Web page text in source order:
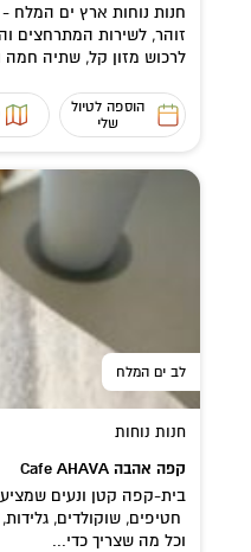
חנות נוחות ארץ ים המלח
זוהר, לשירות המתרחצים
לרכוש מזון קל, שתיה חמה
הוספה לטיול
שלי
לב ים המלח
חנות נוחות
קפה אהבה Cafe AHAVA
בית-קפה קטן ונעים
חטיפים, שוקולדים,
וכל מה שצריך כדי...